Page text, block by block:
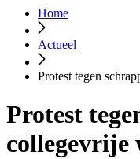
Home
Actueel
Protest tegen
Protest
collegevrije